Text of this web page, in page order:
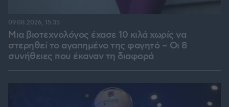
Μια βιοτεχνολόγος έχασε 10 κιλά χωρίς να
στερηθεί το αγαπημένο της φαγητό – Οι 8
συνήθειες που έκαναν τη διαφορά
09.08.2026, 15:35